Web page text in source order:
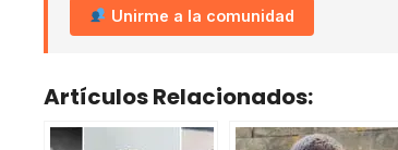
Unirme a la comunidad
Artículos Relacionados: